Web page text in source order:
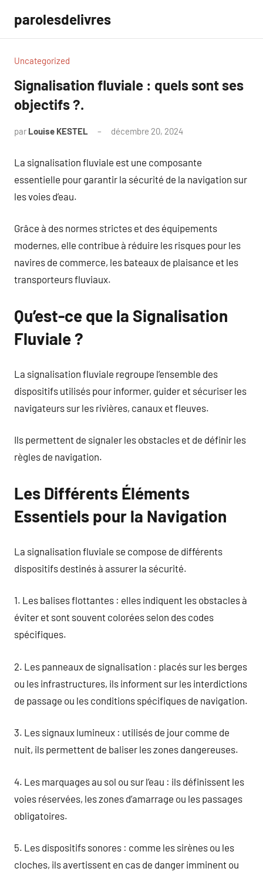
contenu
parolesdelivres
Uncategorized
Signalisation fluviale : quels sont ses
objectifs ?.
par Louise KESTEL décembre 20, 2024
La signalisation fluviale est une composante
essentielle pour garantir la sécurité de la navigation sur
les voies d’eau.
Grâce à des normes strictes et des équipements
modernes, elle contribue à réduire les risques pour les
navires de commerce, les bateaux de plaisance et les
transporteurs fluviaux.
Qu’est-ce que la Signalisation
Fluviale ?
La signalisation fluviale regroupe l’ensemble des
dispositifs utilisés pour informer, guider et sécuriser les
navigateurs sur les rivières, canaux et fleuves.
Ils permettent de signaler les obstacles et de définir les
règles de navigation.
Les Différents Éléments
Essentiels pour la Navigation
La signalisation fluviale se compose de différents
dispositifs destinés à assurer la sécurité.
1. Les balises flottantes : elles indiquent les obstacles à
éviter et sont souvent colorées selon des codes
spécifiques.
2. Les panneaux de signalisation : placés sur les berges
ou les infrastructures, ils informent sur les interdictions
de passage ou les conditions spécifiques de navigation.
3. Les signaux lumineux : utilisés de jour comme de
nuit, ils permettent de baliser les zones dangereuses.
4. Les marquages au sol ou sur l’eau : ils définissent les
voies réservées, les zones d’amarrage ou les passages
obligatoires.
5. Les dispositifs sonores : comme les sirènes ou les
cloches, ils avertissent en cas de danger imminent ou